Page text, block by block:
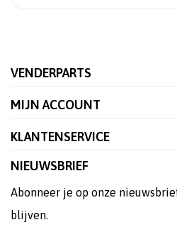
VENDERPARTS
MIJN ACCOUNT
KLANTENSERVICE
NIEUWSBRIEF
Abonneer je op onze
blijven.